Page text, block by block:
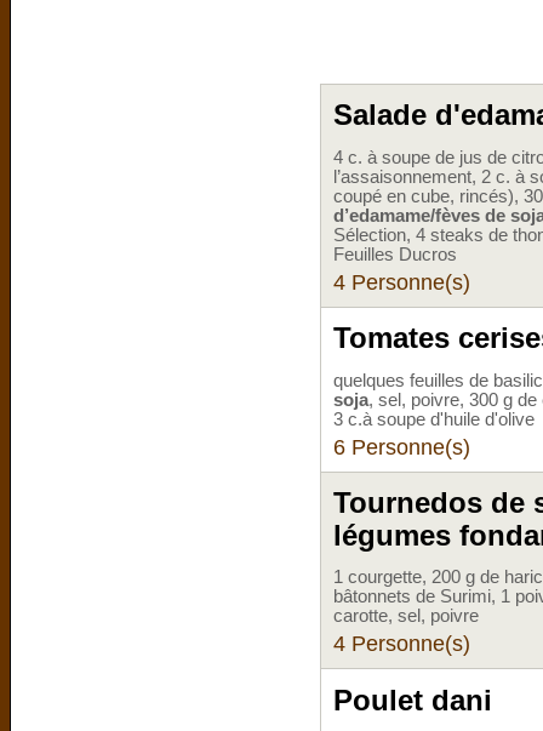
Salade
4 c. à soupe de jus de
l’assaisonnement, 2 c. à
coupé en cube, rincés),
d’edamame/fèves de
Sélection, 4 steaks de
Feuilles Ducros
4 Personne(s)
Tomates
quelques feuilles de
soja, sel, poivre, 300 g
3 c.à soupe d'huile d'olive
6 Personne(s)
Tournedos de
légumes
1 courgette, 200 g de
bâtonnets de Surimi, 1
carotte, sel, poivre
4 Personne(s)
Poulet dani